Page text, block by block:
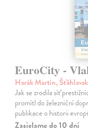
EuroCity -
Harák Martin,
Jak se zrodila síť
promítl do železniční
publikace o historii
Zasielame do 10 dní